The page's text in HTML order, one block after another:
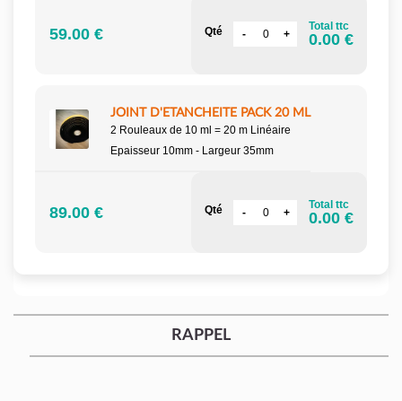
59.00 € Qté Total ttc
0.00 €
JOINT D'ETANCHEITE PACK 20 ML
2 Rouleaux de 10 ml = 20 m Linéaire
Epaisseur 10mm - Largeur 35mm
89.00 € Qté Total ttc
0.00 €
RAPPEL